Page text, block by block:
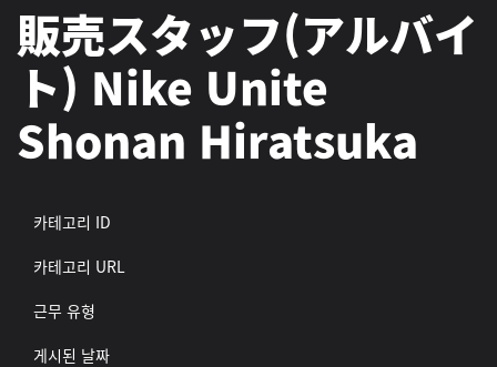
販売スタッフ(アルバイ
ト) Nike Unite
Shonan Hiratsuka
카테고리 ID
카테고리 URL
근무 유형
게시된 날짜